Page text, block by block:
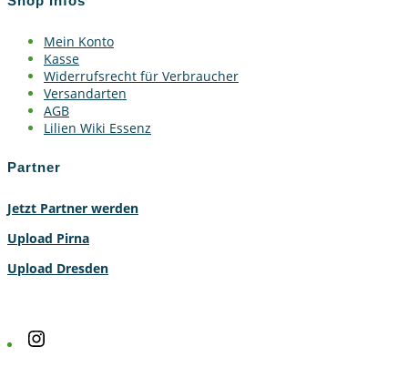
Mein Konto
Kasse
Widerrufsrecht für Verbraucher
Versandarten
AGB
Lilien Wiki Essenz
Partner
Jetzt Partner werden
Upload Pirna
Upload Dresden